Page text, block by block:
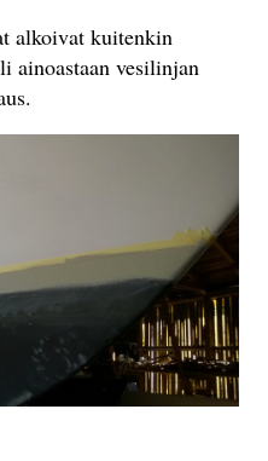
alkoivat kuitenkin
ainoastaan vesilinjan